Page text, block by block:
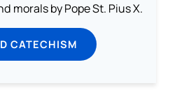
morals by Pope St. Pius X.
CATECHISM